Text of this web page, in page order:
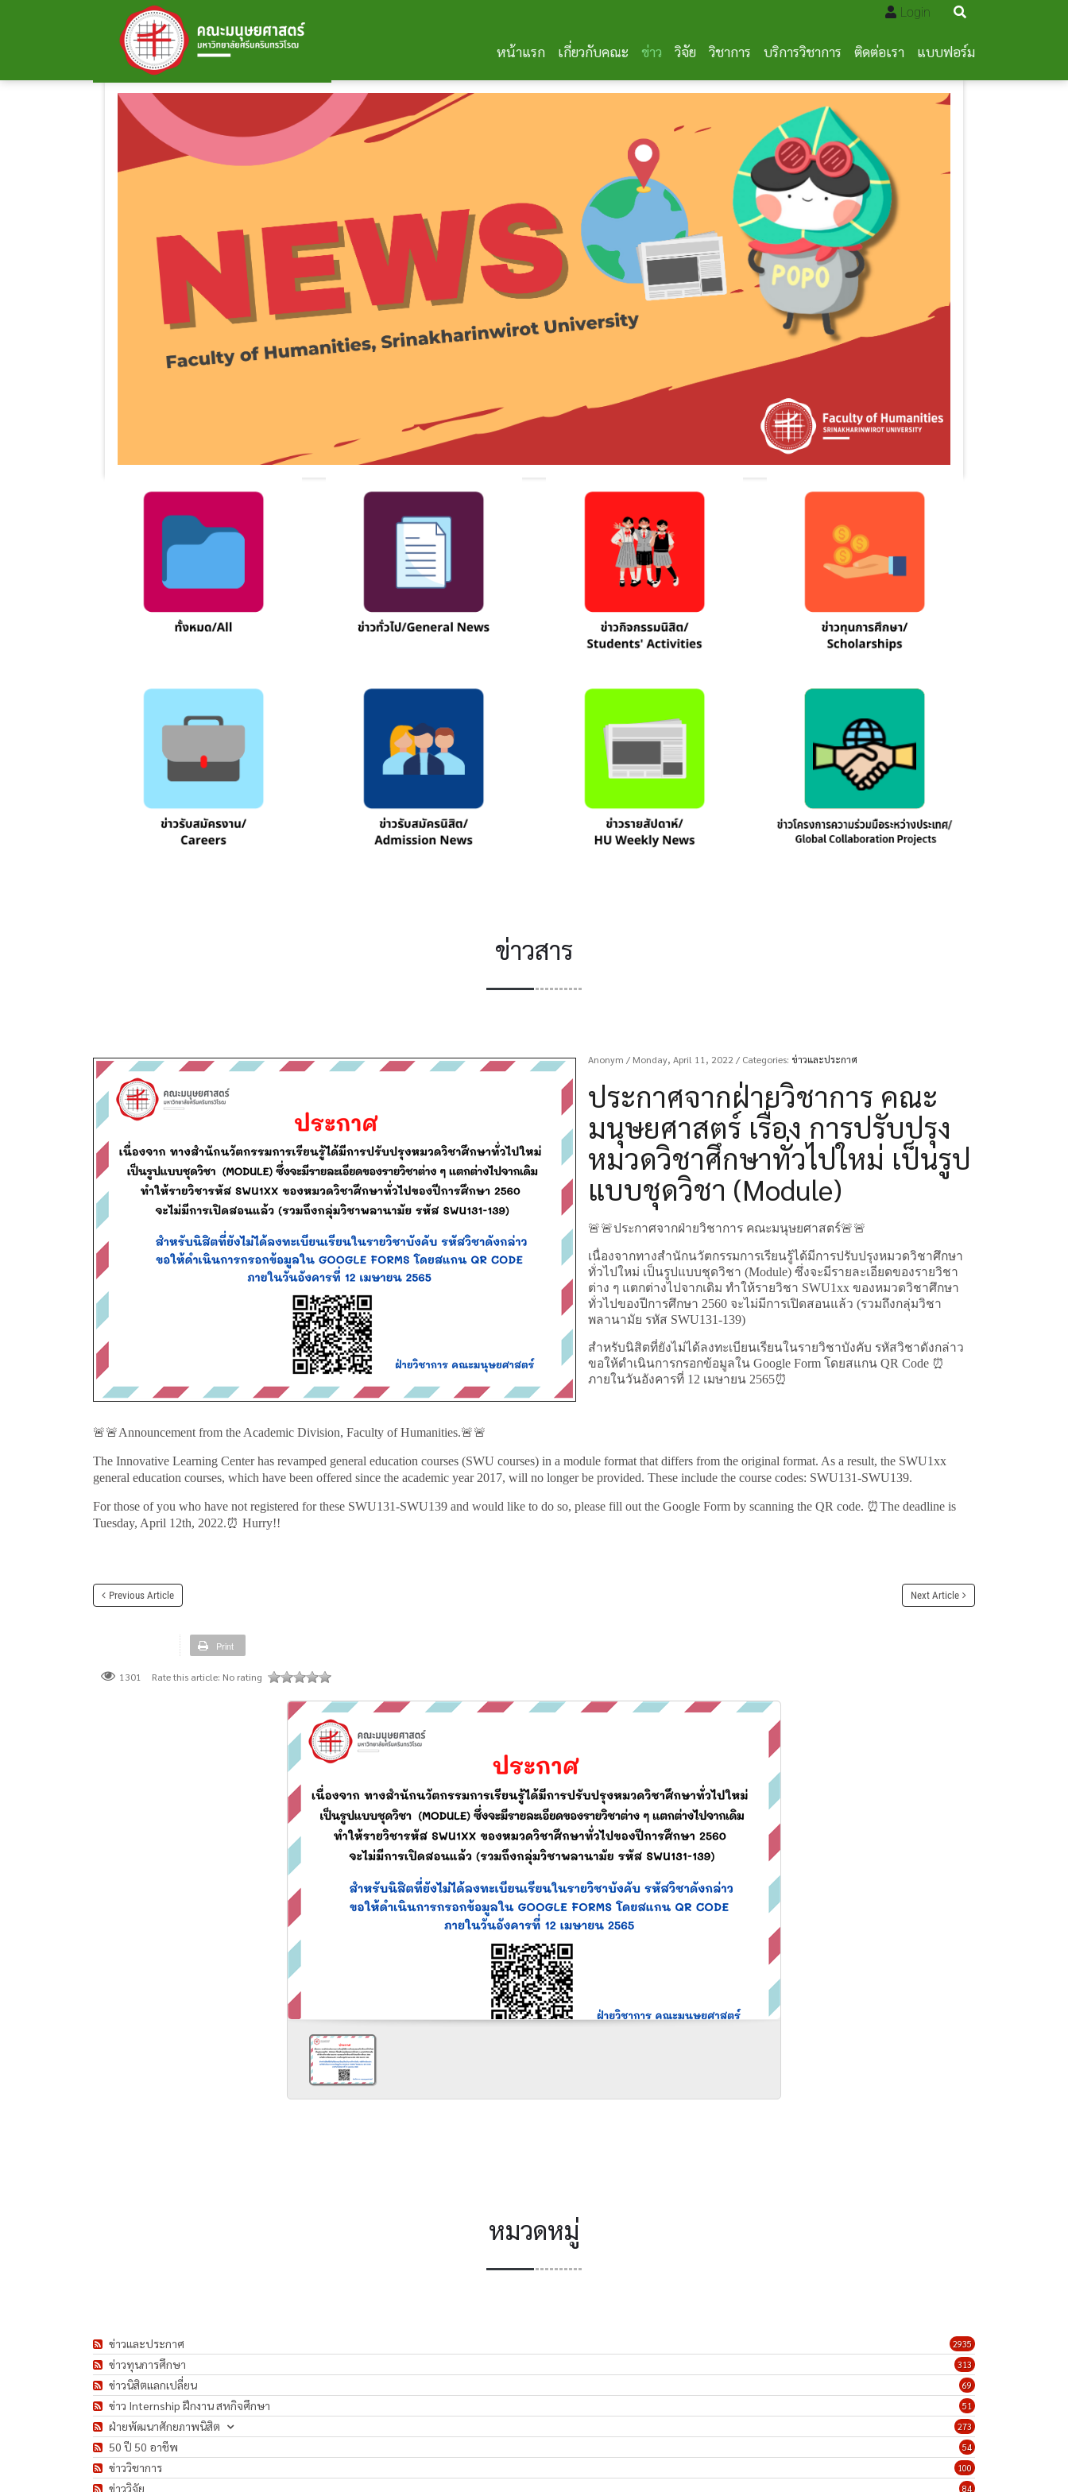
Login
หน้าแรก เกี่ยวกับคณะ ข่าว วิจัย วิชาการ บริการวิชาการ ติดต่อเรา แบบฟอร์ม
ข่าวสาร
Anonym / Monday, April 11, 2022 / Categories: ข่าวและประกาศ
ประกาศจากฝ่ายวิชาการ คณะ
มนุษยศาสตร์ เรื่อง การปรับปรุง
หมวดวิชาศึกษาทั่วไปใหม่ เป็นรูป
แบบชุดวิชา (Module)
🚨🚨ประกาศจากฝ่ายวิชาการ คณะมนุษยศาสตร์🚨🚨
เนื่องจากทางสำนักนวัตกรรมการเรียนรู้ได้มีการปรับปรุงหมวดวิชาศึกษา
ทั่วไปใหม่ เป็นรูปแบบชุดวิชา (Module) ซึ่งจะมีรายละเอียดของรายวิชา
ต่าง ๆ แตกต่างไปจากเดิม ทำให้รายวิชา SWU1xx ของหมวดวิชาศึกษา
ทั่วไปของปีการศึกษา 2560 จะไม่มีการเปิดสอนแล้ว (รวมถึงกลุ่มวิชา
พลานามัย รหัส SWU131-139)
สำหรับนิสิตที่ยังไม่ได้ลงทะเบียนเรียนในรายวิชาบังคับ รหัสวิชาดังกล่าว
ขอให้ดำเนินการกรอกข้อมูลใน Google Form โดยสแกน QR Code ⏰
ภายในวันอังคารที่ 12 เมษายน 2565⏰
🚨🚨Announcement from the Academic Division, Faculty of Humanities.🚨🚨
The Innovative Learning Center has revamped general education courses (SWU courses) in a module format that differs from the original format. As a result, the SWU1xx
general education courses, which have been offered since the academic year 2017, will no longer be provided. These include the course codes: SWU131-SWU139.
For those of you who have not registered for these SWU131-SWU139 and would like to do so, please fill out the Google Form by scanning the QR code. ⏰The deadline is
Tuesday, April 12th, 2022.⏰ Hurry!!
Previous Article Next Article
Print
1301 Rate this article: No rating
หมวดหมู่
2935
ข่าวและประกาศ
313
ข่าวทุนการศึกษา
69
ข่าวนิสิตแลกเปลี่ยน
51
ข่าว Internship ฝึกงาน สหกิจศึกษา
273
ฝ่ายพัฒนาศักยภาพนิสิต
54
50 ปี 50 อาชีพ
100
ข่าววิชาการ
84
ข่าววิจัย